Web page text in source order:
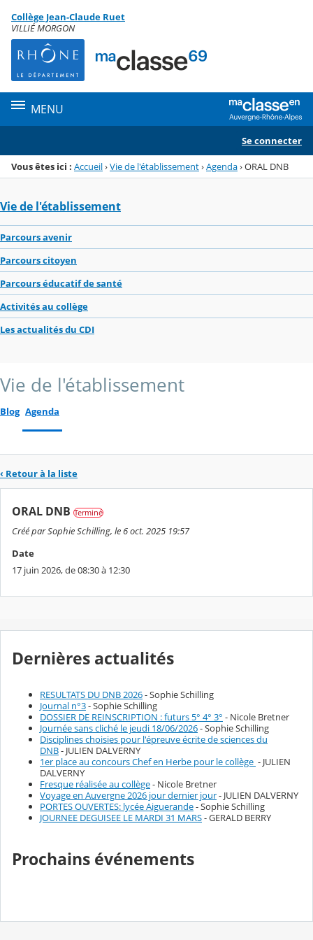
Menu de la rubrique
Contenu
Collège Jean-Claude Ruet
VILLIÉ MORGON
MENU
Se connecter
Vous êtes ici : Accueil›Vie de l'établissement›Agenda›ORAL DNB
Vie de l'établissement
Parcours avenir
Parcours citoyen
Parcours éducatif de santé
Activités au collège
Les actualités du CDI
Vie de l'établissement
Blog Agenda
‹ Retour à la liste
ORAL DNB Terminé
Créé par Sophie Schilling, le 6 oct. 2025 19:57
Date
17 juin 2026, de 08:30 à 12:30
Dernières actualités
RESULTATS DU DNB 2026- Sophie Schilling
Journal n°3- Sophie Schilling
DOSSIER DE REINSCRIPTION : futurs 5° 4° 3° - Nicole Bretner
Journée sans cliché le jeudi 18/06/2026- Sophie Schilling
Disciplines choisies pour l'épreuve écrite de sciences du
DNB- JULIEN DALVERNY
1er place au concours Chef en Herbe pour le collège - JULIEN
DALVERNY
Fresque réalisée au collège- Nicole Bretner
Voyage en Auvergne 2026 jour dernier jour- JULIEN DALVERNY
PORTES OUVERTES: lycée Aiguerande- Sophie Schilling
JOURNEE DEGUISEE LE MARDI 31 MARS- GERALD BERRY
Prochains événements